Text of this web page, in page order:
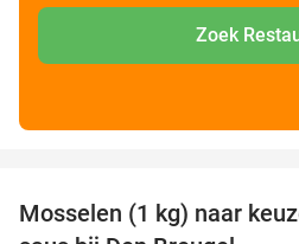
Zoek
Mosselen (1 kg) naar